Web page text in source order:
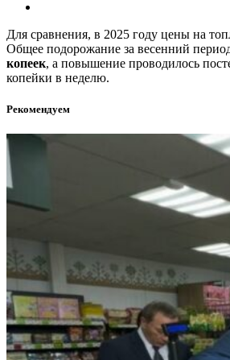
Для сравнения, в 2025 году цены на
Общее подорожание за весенний
копеек, а повышение проводилось
копейки в неделю.
Рекомендуем